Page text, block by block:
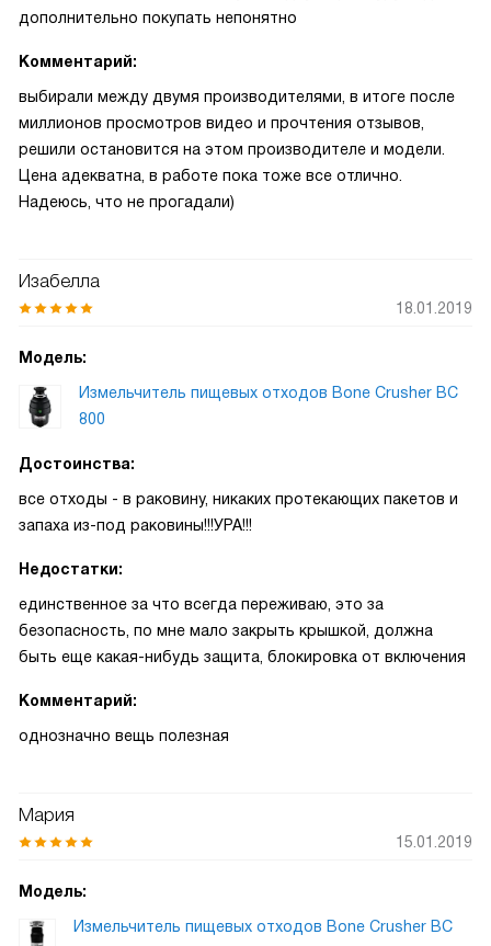
дополнительно покупать непонятно
Комментарий:
выбирали между двумя производителями, в итоге после
миллионов просмотров видео и прочтения отзывов,
решили остановится на этом производителе и модели.
Цена адекватна, в работе пока тоже все отлично.
Надеюсь, что не прогадали)
Изабелла
18.01.2019
Модель:
Измельчитель пищевых отходов Bone Crusher BC
800
Достоинства:
все отходы - в раковину, никаких протекающих пакетов и
запаха из-под раковины!!!УРА!!!
Недостатки:
единственное за что всегда переживаю, это за
безопасность, по мне мало закрыть крышкой, должна
быть еще какая-нибудь защита, блокировка от включения
Комментарий:
однозначно вещь полезная
Мария
15.01.2019
Модель:
Измельчитель пищевых отходов Bone Crusher BC